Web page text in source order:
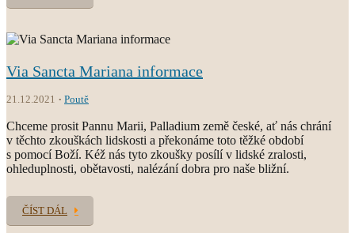
Via Sancta Mariana informace
21.12.2021 Poutě
Chceme prosit Pannu Marii, Palladium země české, ať nás chrání
v těchto zkouškách lidskosti a překonáme toto těžké období
s pomocí Boží. Kéž nás tyto zkoušky posílí v lidské zralosti,
ohleduplnosti, obětavosti, nalézání dobra pro naše bližní.
ČÍST DÁL